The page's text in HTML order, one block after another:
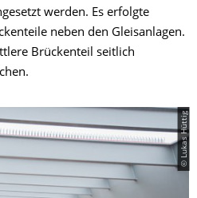
werden. Es erfolgte
neben den Gleisanlagen.
Brückenteil seitlich
© Lukas Hüttig